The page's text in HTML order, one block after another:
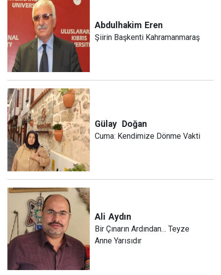
Abdulhakim Eren
Şiirin Başkenti Kahramanmaraş
Gülay Doğan
Cuma: Kendimize Dönme Vakti
Ali Aydın
Bir Çınarın Ardından… Teyze
Anne Yarısıdır